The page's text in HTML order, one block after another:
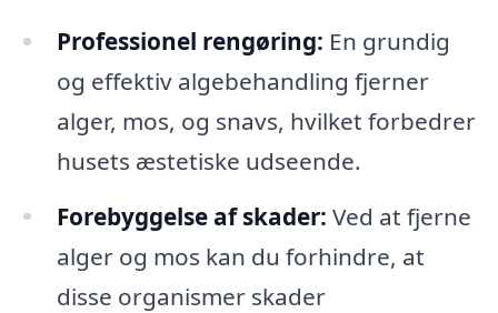
Professionel rengøring: En grundig
og effektiv algebehandling fjerner
alger, mos, og snavs, hvilket forbedrer
husets æstetiske udseende.
Forebyggelse af skader: Ved at fjerne
alger og mos kan du forhindre, at
disse organismer skader